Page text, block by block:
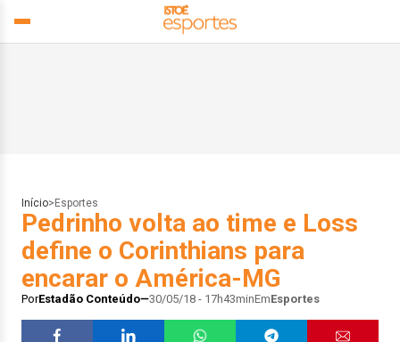
Início> Esportes
Pedrinho volta ao time e Loss
define o Corinthians para
encarar o América-MG
PorEstadão Conteúdo 30/05/18 - 17h43minEmEsportes